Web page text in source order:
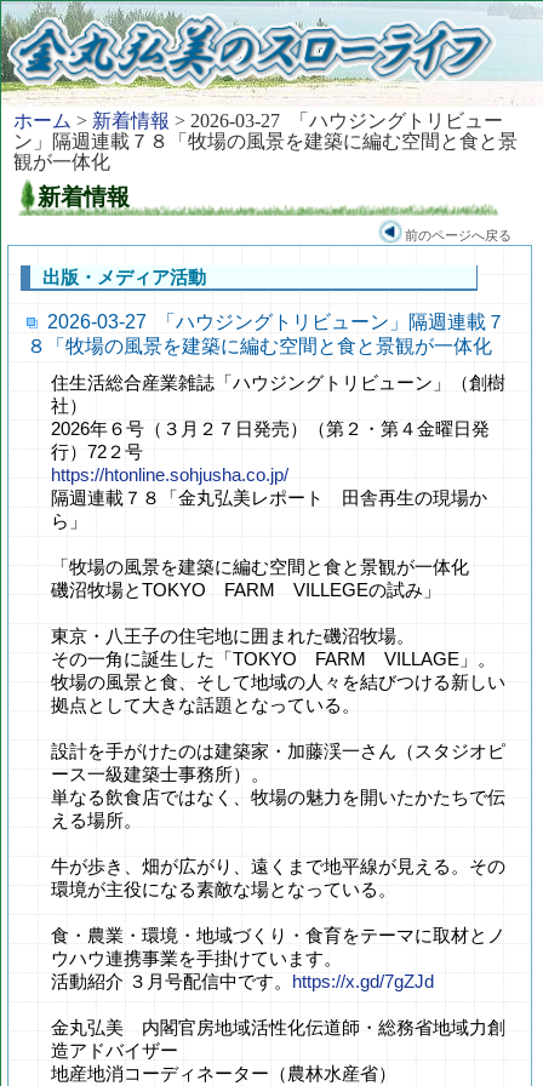
ホーム > 新着情報 > 2026-03-27 「ハウジングトリビュー
ン」隔週連載７８「牧場の風景を建築に編む空間と食と景
観が一体化
新着情報
前のページへ戻る
出版・メディア活動
2026-03-27 「ハウジングトリビューン」隔週連載７
８「牧場の風景を建築に編む空間と食と景観が一体化
住生活総合産業雑誌「ハウジングトリビューン」（創樹
社）
2026年６号（３月２７日発売）（第２・第４金曜日発
行）72２号
https://htonline.sohjusha.co.jp/
隔週連載７８「金丸弘美レポート 田舎再生の現場か
ら」
「牧場の風景を建築に編む空間と食と景観が一体化
磯沼牧場とTOKYO FARM VILLEGEの試み」
東京・八王子の住宅地に囲まれた磯沼牧場。
その一角に誕生した「TOKYO FARM VILLAGE」。
牧場の風景と食、そして地域の人々を結びつける新しい
拠点として大きな話題となっている。
設計を手がけたのは建築家・加藤渓一さん（スタジオピ
ース一級建築士事務所）。
単なる飲食店ではなく、牧場の魅力を開いたかたちで伝
える場所。
牛が歩き、畑が広がり、遠くまで地平線が見える。その
環境が主役になる素敵な場となっている。
食・農業・環境・地域づくり・食育をテーマに取材とノ
ウハウ連携事業を手掛けています。
活動紹介 ３月号配信中です。 https://x.gd/7gZJd
金丸弘美 内閣官房地域活性化伝道師・総務省地域力創
造アドバイザー
地産地消コーディネーター（農林水産省）